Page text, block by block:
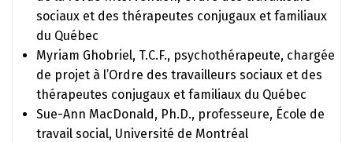
sociaux et des thérapeutes conjugaux et familiaux
du Québec
Myriam Ghobriel, T.C.F., psychothérapeute, chargée
de projet à l’Ordre des travailleurs sociaux et des
thérapeutes conjugaux et familiaux du Québec
Sue-Ann MacDonald, Ph.D., professeure, École de
travail social, Université de Montréal